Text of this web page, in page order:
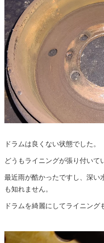
ドラムは良くない状態でした。
どうもライニングが張り付いて
最近雨が酷かったですし、深い
も知れません。
ドラムを綺麗にしてライニング